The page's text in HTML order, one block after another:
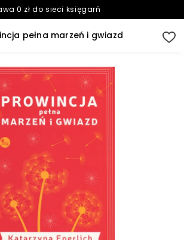
0 zł do sieci księgarń
pełna marzeń i gwiazd